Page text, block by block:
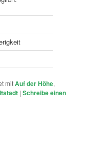
mitAuf der Höhe,
|Schreibe einen